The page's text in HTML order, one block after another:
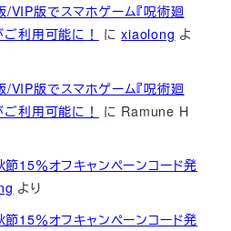
VIP版でスマホゲーム『呪術廻
ご利用可能に！
にxiaolong よ
VIP版でスマホゲーム『呪術廻
ご利用可能に！
に Ramune H
15％オフキャンペーンコード発
より
15％オフキャンペーンコード発